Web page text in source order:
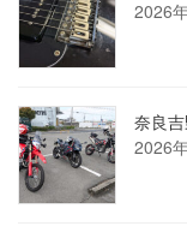
2026
奈良
2026